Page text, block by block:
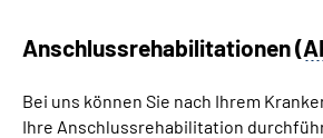
Anschlussrehabilitationen (
Bei uns können Sie nach Ihrem
Ihre Anschlussrehabilitation